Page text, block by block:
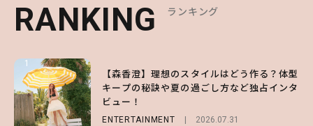
RANKING ランキング
1
【森香澄】理想のスタイルはどう作る？体型
キープの秘訣や夏の過ごし方など独占インタ
ビュー！
ENTERTAINMENT 2026.07.31
RANKING ランキング
1
【ハローキティ】がスシローと初コラボ♡
第1弾の気になるメニュー＆限定グッズを総
チェック！
LIFESTYLE 2026.07.31
RANKING ランキング
1
【SNIDEL】長濱ねるとロマンティックトラ
ッドな秋はじめ｜2026秋の新作コーデ4選